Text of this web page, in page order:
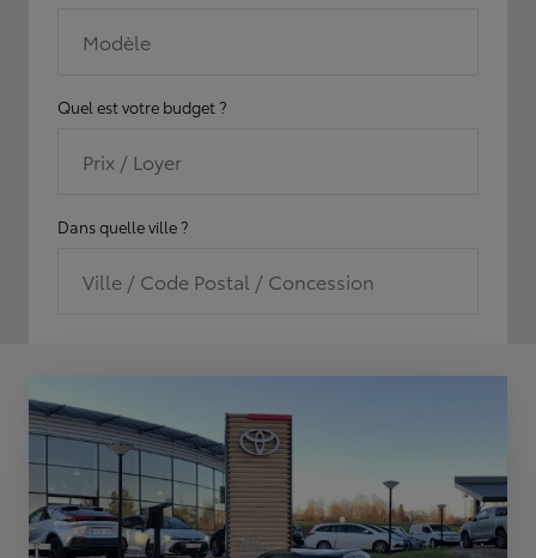
Modèle
Quel est votre budget ?
Prix / Loyer
Dans quelle ville ?
Ville / Code Postal / Concession